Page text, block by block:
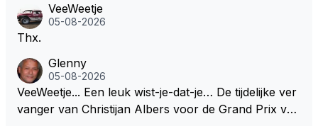
VeeWeetje
05-08-2026
Thx.
Glenny
05-08-2026
VeeWeetje... Een leuk wist-je-dat-je… De tijdelijke ver
vanger van Christijan Albers voor de Grand Prix van